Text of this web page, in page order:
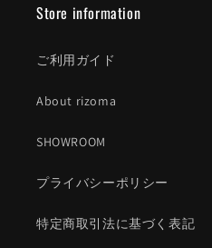
Store information
ご利用ガイド
About rizoma
SHOWROOM
プライバシーポリシー
特定商取引法に基づく表記